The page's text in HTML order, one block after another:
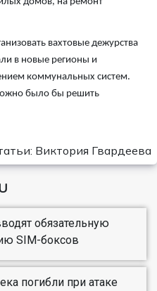
вахтовые дежурства
в новые регионы и
коммунальных систем.
было бы решить
Виктория Гвардеева
обязательную
SIM-боксов
погибли при атаке